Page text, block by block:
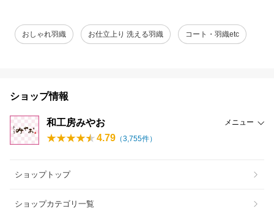
おしゃれ羽織 お仕立上り 洗える羽織 コート・羽織etc
ショップ情報
和工房みやお メニュー
4.79 （3,755件）
ショップトップ
ショップカテゴリ一覧